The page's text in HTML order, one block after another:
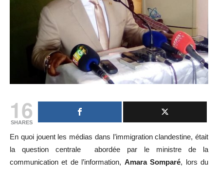
16
SHARES
En quoi jouent les médias dans l’immigration clandestine, était
la question centrale abordée par le ministre de la
communication et de l’information, Amara Somparé, lors du